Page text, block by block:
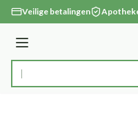
Ga naar de inhoud
Veilige betalingen
Menu
Product, merk,